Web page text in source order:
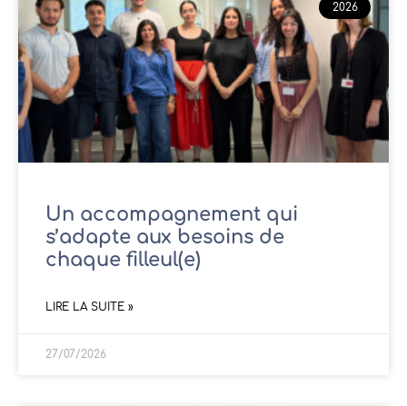
2026
Un accompagnement qui
s’adapte aux besoins de
chaque filleul(e)
LIRE LA SUITE »
27/07/2026